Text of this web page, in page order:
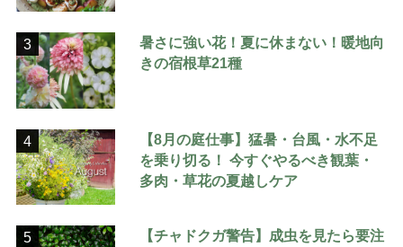
3
暑さに強い花！夏に休まない！暖地向
きの宿根草21種
4
【8月の庭仕事】猛暑・台風・水不足
を乗り切る！ 今すぐやるべき観葉・
多肉・草花の夏越しケア
5
【チャドクガ警告】成虫を見たら要注